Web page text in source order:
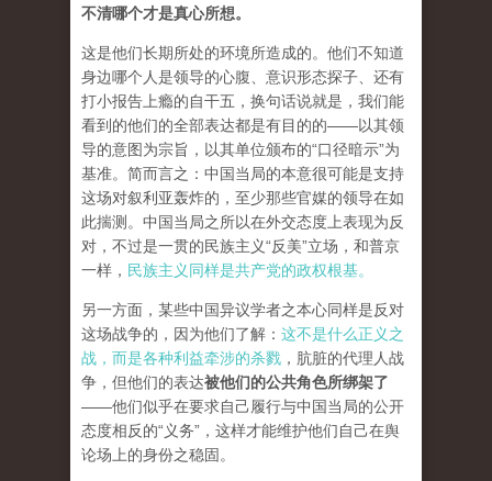
不清哪个才是真心所想。
这是他们长期所处的环境所造成的。他们不知道
身边哪个人是领导的心腹、意识形态探子、还有
打小报告上瘾的自干五，换句话说就是，我们能
看到的他们的全部表达都是有目的的——以其领
导的意图为宗旨，以其单位颁布的“口径暗示”为
基准。简而言之：中国当局的本意很可能是支持
这场对叙利亚轰炸的，至少那些官媒的领导在如
此揣测。中国当局之所以在外交态度上表现为反
对，不过是一贯的民族主义“反美”立场，和普京
一样， 民族主义同样是共产党的政权根基。
另一方面，某些中国异议学者之本心同样是反对
这场战争的，因为他们了解： 这不是什么正义之
战，而是各种利益牵涉的杀戮 ，肮脏的代理人战
争，但他们的表达被他们的公共角色所绑架了
——他们似乎在要求自己履行与中国当局的公开
态度相反的“义务”，这样才能维护他们自己在舆
论场上的身份之稳固。